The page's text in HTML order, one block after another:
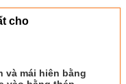
cho
và mái hiên bằng